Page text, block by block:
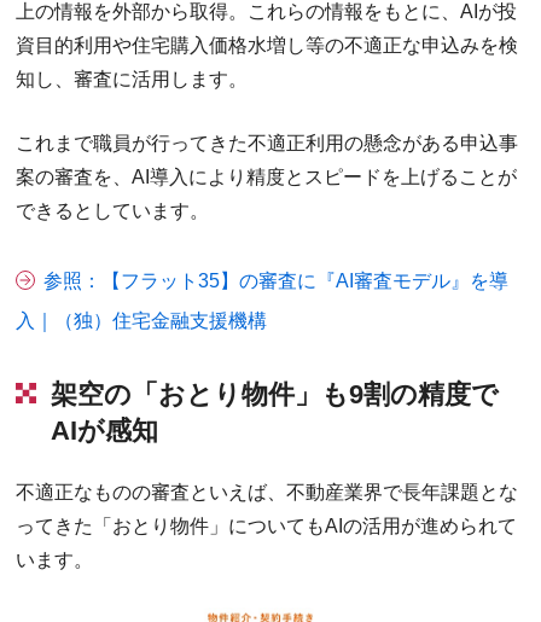
上の情報を外部から取得。これらの情報をもとに、AIが投
資目的利用や住宅購入価格水増し等の不適正な申込みを検
知し、審査に活用します。
これまで職員が行ってきた不適正利用の懸念がある申込事
案の審査を、AI導入により精度とスピードを上げることが
できるとしています。
参照：【フラット35】の審査に『AI審査モデル』を導
入｜（独）住宅金融支援機構
架空の「おとり物件」も9割の精度で
AIが感知
不適正なものの審査といえば、不動産業界で長年課題とな
ってきた「おとり物件」についてもAIの活用が進められて
います。